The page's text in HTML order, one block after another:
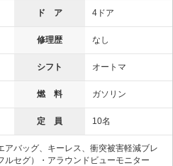
ド ア 4ドア
修理歴 なし
シフト オートマ
燃 料 ガソリン
定 員 10名
アバッグ、キーレス、衝突被害軽減ブレ
ルセグ）・アラウンドビューモニター